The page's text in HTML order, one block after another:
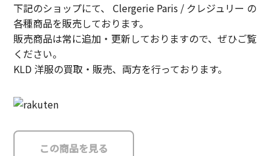
下記のショップにて、 Clergerie Paris / クレジュリー の
各種商品を販売しております。
販売商品は常に追加・更新しておりますので、ぜひご覧
ください。
KLD 洋服の買取・販売、両方を行っております。
この商品を見る